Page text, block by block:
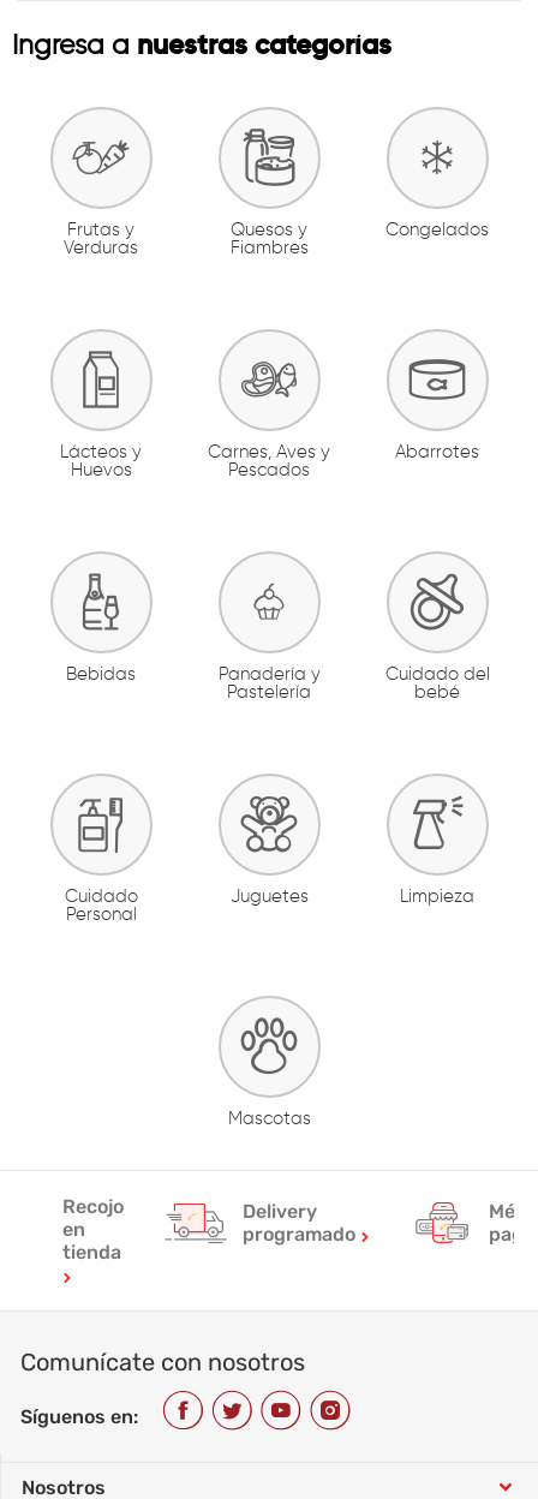
Ingresa a nuestras categorías
Frutas y
Verduras
Quesos y
Fiambres
Congelados
Lácteos y
Huevos
Carnes, Aves y
Pescados
Abarrotes
Bebidas
Panadería y
Pastelería
Cuidado del
bebé
Cuidado
Personal
Juguetes Limpieza
Mascotas
Recojo
en
tienda
Delivery
programado
pago
Comunícate con nosotros
Síguenos en:
Nosotros